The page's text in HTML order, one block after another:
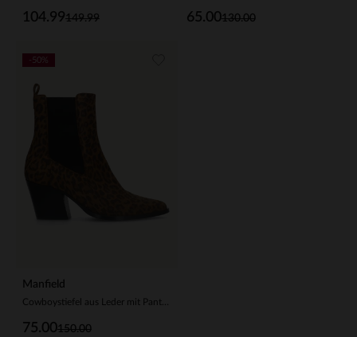
149.99
104.99 130.00
65.00
Manfield
150.00
75.00
-50%